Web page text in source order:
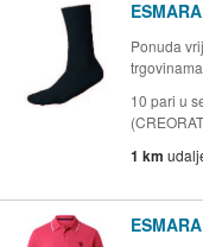
Ponuda
trgovinama
10 pari u
1 km